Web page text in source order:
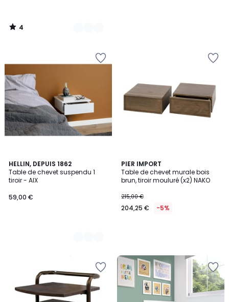
4
/
HELLIN, DEPUIS 1862
Table de chevet suspendu 1
tiroir - AIX
59,00 €
2
Couleurs
PIER IMPORT
Table de chevet murale bois
brun, tiroir mouluré (x2) NAKO
215,00 €
204,25 € -5%